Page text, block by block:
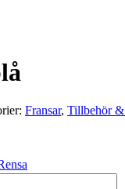
Fransar, Tillbehör